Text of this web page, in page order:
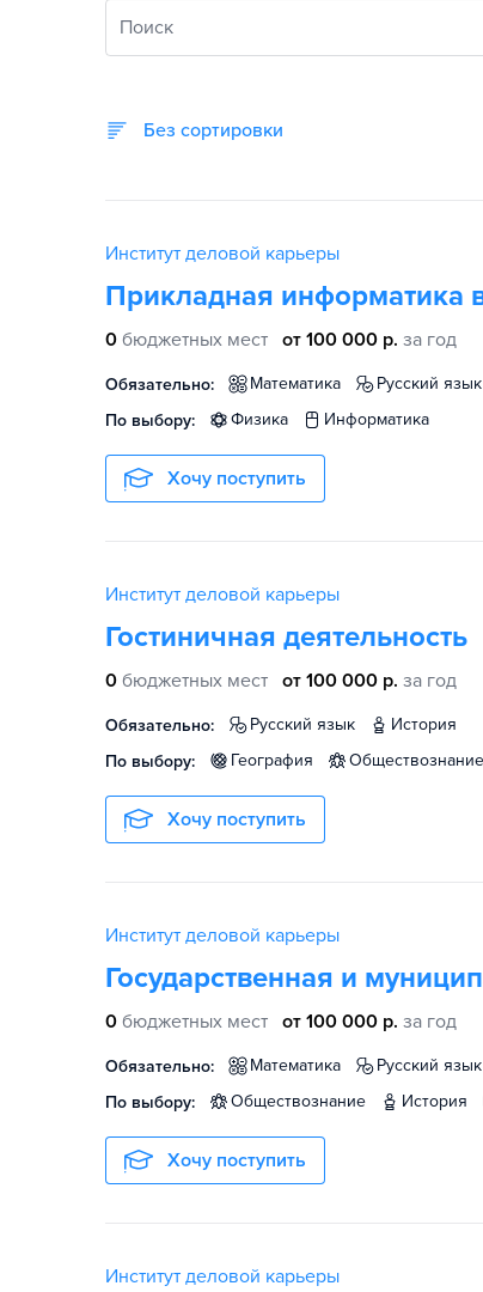
Поиск
Без сортировки
Институт деловой карьеры
Прикладная информатика
0 бюджетных мест от 100 000 р. за год
Обязательно: математика
русский язык
По выбору:
физика информатика
Хочу поступить
Институт деловой карьеры
Гостиничная деятельность
0 бюджетных мест от 100 000 р. за год
Обязательно: русский язык
история
По выбору:
география обществознание
Хочу поступить
Институт деловой карьеры
Государственная и
0 бюджетных мест от 100 000 р. за год
Обязательно: математика
русский язык
По выбору:
обществознание история
Хочу поступить
Институт деловой карьеры